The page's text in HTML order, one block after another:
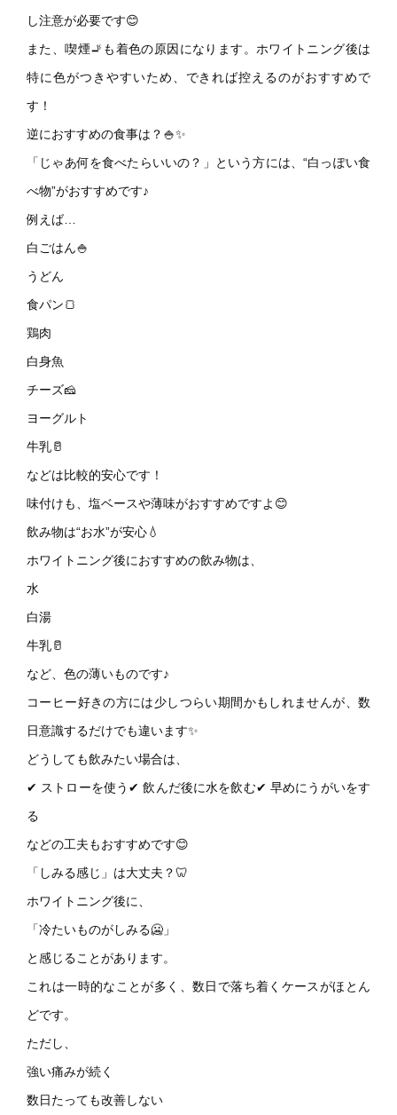
し注意が必要です😊
また、喫煙🚬も着色の原因になります。ホワイトニング後は
特に色がつきやすいため、できれば控えるのがおすすめで
す！
逆におすすめの食事は？🍚✨
「じゃあ何を食べたらいいの？」という方には、“白っぽい食
べ物”がおすすめです♪
例えば…
白ごはん🍚
うどん
食パン🍞
鶏肉
白身魚
チーズ🧀
ヨーグルト
牛乳🥛
などは比較的安心です！
味付けも、塩ベースや薄味がおすすめですよ😊
飲み物は“お水”が安心💧
ホワイトニング後におすすめの飲み物は、
水
白湯
牛乳🥛
など、色の薄いものです♪
コーヒー好きの方には少しつらい期間かもしれませんが、数
日意識するだけでも違います✨
どうしても飲みたい場合は、
✔ ストローを使う✔ 飲んだ後に水を飲む✔ 早めにうがいをす
る
などの工夫もおすすめです😊
「しみる感じ」は大丈夫？🦷
ホワイトニング後に、
「冷たいものがしみる🥶」
と感じることがあります。
これは一時的なことが多く、数日で落ち着くケースがほとん
どです。
ただし、
強い痛みが続く
数日たっても改善しない